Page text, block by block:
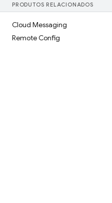
PRODUTOS RELACIONADOS
Cloud Messaging
Remote Config